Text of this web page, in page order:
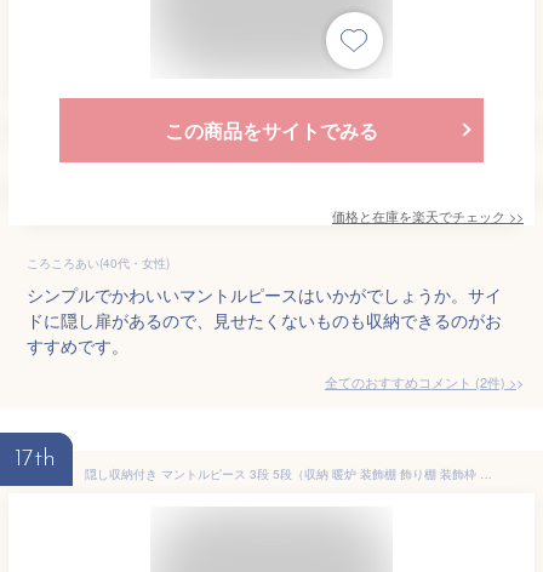
この商品をサイトでみる
価格と在庫を楽天でチェック >>
ころころあい(40代・女性)
シンプルでかわいいマントルピースはいかがでしょうか。サイ
ドに隠し扉があるので、見せたくないものも収納できるのがお
すすめです。
全てのおすすめコメント (2件) >
17th
隠し収納付き マントルピース 3段 5段（収納 暖炉 装飾棚 飾り棚 装飾枠 ディスプレイラック 収納棚 オープンラック シェルフ 小物収納 本棚 小物置き mantelpiece おしゃれ かわいい 白 韓国 海外 欧米 淡色 一人暮らし ワンルーム）